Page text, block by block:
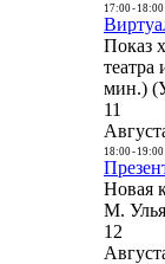
17:00- 18:00
Показ
мин.)
11
18:00- 19:00
Новая
М.
12